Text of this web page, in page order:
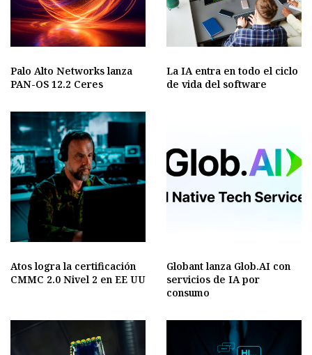
Palo Alto Networks lanza
PAN-OS 12.2 Ceres
La IA entra en todo el ciclo
de vida del software
Atos logra la certificación
CMMC 2.0 Nivel 2 en EE UU
Globant lanza Glob.AI con
servicios de IA por
consumo